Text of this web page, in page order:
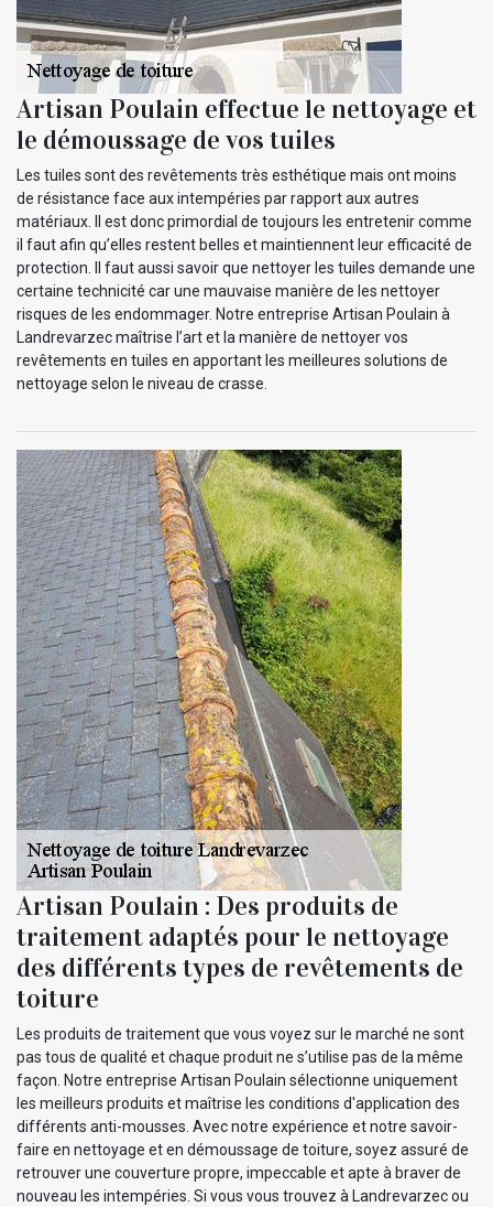
Artisan Poulain effectue le nettoyage et
le démoussage de vos tuiles
Les tuiles sont des revêtements très esthétique mais ont moins
de résistance face aux intempéries par rapport aux autres
matériaux. Il est donc primordial de toujours les entretenir comme
il faut afin qu’elles restent belles et maintiennent leur efficacité de
protection. Il faut aussi savoir que nettoyer les tuiles demande une
certaine technicité car une mauvaise manière de les nettoyer
risques de les endommager. Notre entreprise Artisan Poulain à
Landrevarzec maîtrise l’art et la manière de nettoyer vos
revêtements en tuiles en apportant les meilleures solutions de
nettoyage selon le niveau de crasse.
Artisan Poulain : Des produits de
traitement adaptés pour le nettoyage
des différents types de revêtements de
toiture
Les produits de traitement que vous voyez sur le marché ne sont
pas tous de qualité et chaque produit ne s’utilise pas de la même
façon. Notre entreprise Artisan Poulain sélectionne uniquement
les meilleurs produits et maîtrise les conditions d'application des
différents anti-mousses. Avec notre expérience et notre savoir-
faire en nettoyage et en démoussage de toiture, soyez assuré de
retrouver une couverture propre, impeccable et apte à braver de
nouveau les intempéries. Si vous vous trouvez à Landrevarzec ou